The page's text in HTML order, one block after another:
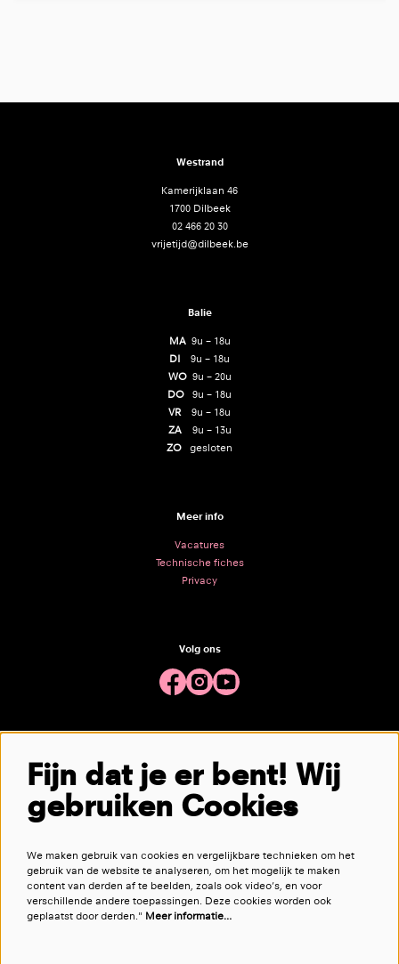
Westrand
Kamerijklaan 46
1700 Dilbeek
02 466 20 30
vrijetijd@dilbeek.be
Balie
MA 9u – 18u
DI 9u – 18u
WO9u – 20u
DO 9u – 18u
VR 9u – 18u
ZA
9u – 13u
ZO gesloten
Meer info
Vacatures
Technische fiches
Privacy
Volg ons
Meld je aan voor de nieuwsbrief
aanmelden
Deze site wordt beschermd door reCAPTCHA, dataverwerking gebeurt in overeenstemming met de
Cloud Data Processing
Addendumvan Google.
Fijn dat je er bent! Wij
gebruiken Cookies
We maken gebruik van cookies en vergelijkbare technieken om het
gebruik van de website te analyseren, om het mogelijk te maken
content van derden af te beelden, zoals ook video’s, en voor
verschillende andere toepassingen. Deze cookies worden ook
geplaatst door derden." Meer informatie…